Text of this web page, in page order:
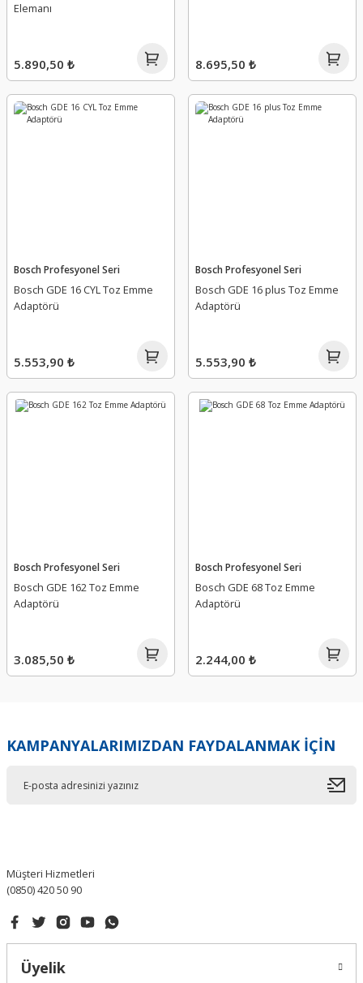
Elemanı
5.890,50 ₺ 8.695,50 ₺
Bosch Profesyonel Seri
Bosch GDE 16 CYL Toz Emme
Adaptörü
5.553,90 ₺
Bosch Profesyonel Seri
Bosch GDE 16 plus Toz Emme
Adaptörü
5.553,90 ₺
Bosch Profesyonel Seri
Bosch GDE 162 Toz Emme
Adaptörü
3.085,50 ₺
Bosch Profesyonel Seri
Bosch GDE 68 Toz Emme
Adaptörü
2.244,00 ₺
KAMPANYALARIMIZDAN FAYDALANMAK İÇİN
Müşteri Hizmetleri
(0850) 420 50 90
Üyelik